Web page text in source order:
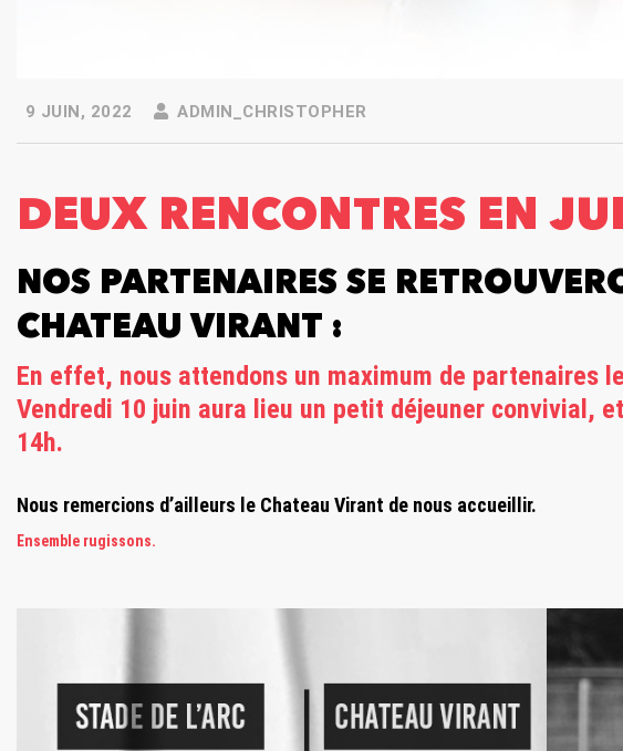
9 JUIN, 2022 ADMIN_CHRISTOPHER
DEUX RENCONTRES EN
NOS PARTENAIRES SE
CHATEAU VIRANT :
En effet, nous attendons un maximum de partenaires
Vendredi 10 juin aura lieu un petit déjeuner convivial,
14h.
Nous remercions d’ailleurs le Chateau Virant de nous accueillir.
Ensemble rugissons.